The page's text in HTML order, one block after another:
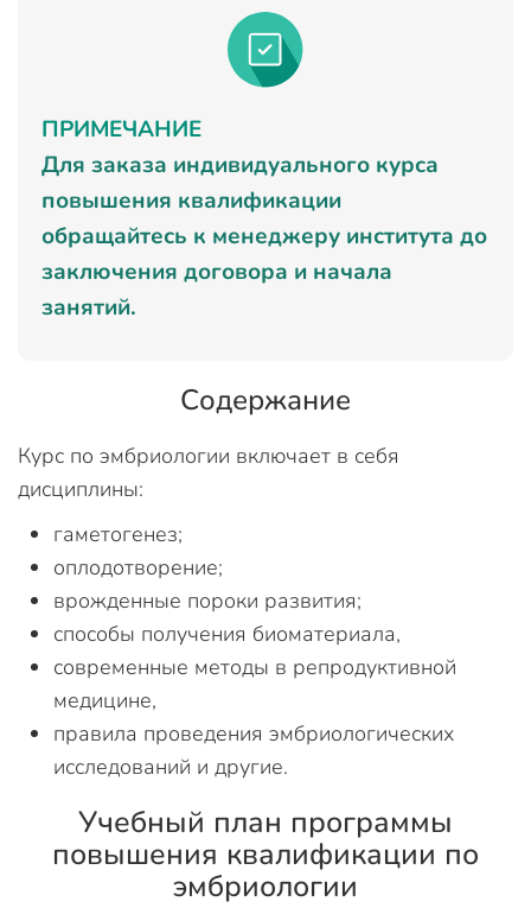
ПРИМЕЧАНИЕ
Для заказа индивидуального курса
повышения квалификации
обращайтесь к менеджеру института до
заключения договора и начала
занятий.
Содержание
Курс по эмбриологии включает в себя
дисциплины:
гаметогенез;
оплодотворение;
врожденные пороки развития;
способы получения биоматериала,
современные методы в репродуктивной
медицине,
правила проведения эмбриологических
исследований и другие.
Учебный план программы
повышения квалификации по
эмбриологии